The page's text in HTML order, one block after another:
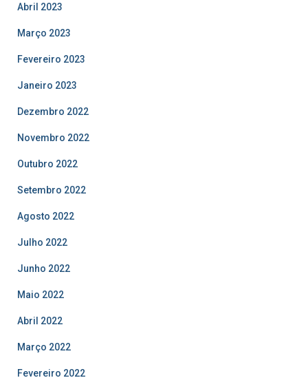
Abril 2023
Março 2023
Fevereiro 2023
Janeiro 2023
Dezembro 2022
Novembro 2022
Outubro 2022
Setembro 2022
Agosto 2022
Julho 2022
Junho 2022
Maio 2022
Abril 2022
Março 2022
Fevereiro 2022